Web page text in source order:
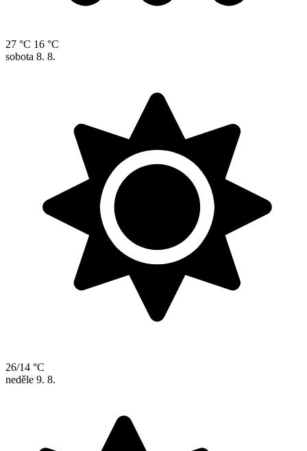
27 °C 16 °C
sobota 8. 8.
26/14 °C
neděle 9. 8.